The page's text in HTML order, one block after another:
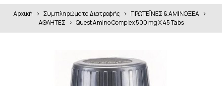
Αρχική > Συμπληρώματα Διατροφής > ΠΡΩΤΕΪΝΕΣ & ΑΜΙΝΟΞΕΑ >
ΑΘΛΗΤΕΣ > Quest Amino Complex 500 mg X 45 Tabs